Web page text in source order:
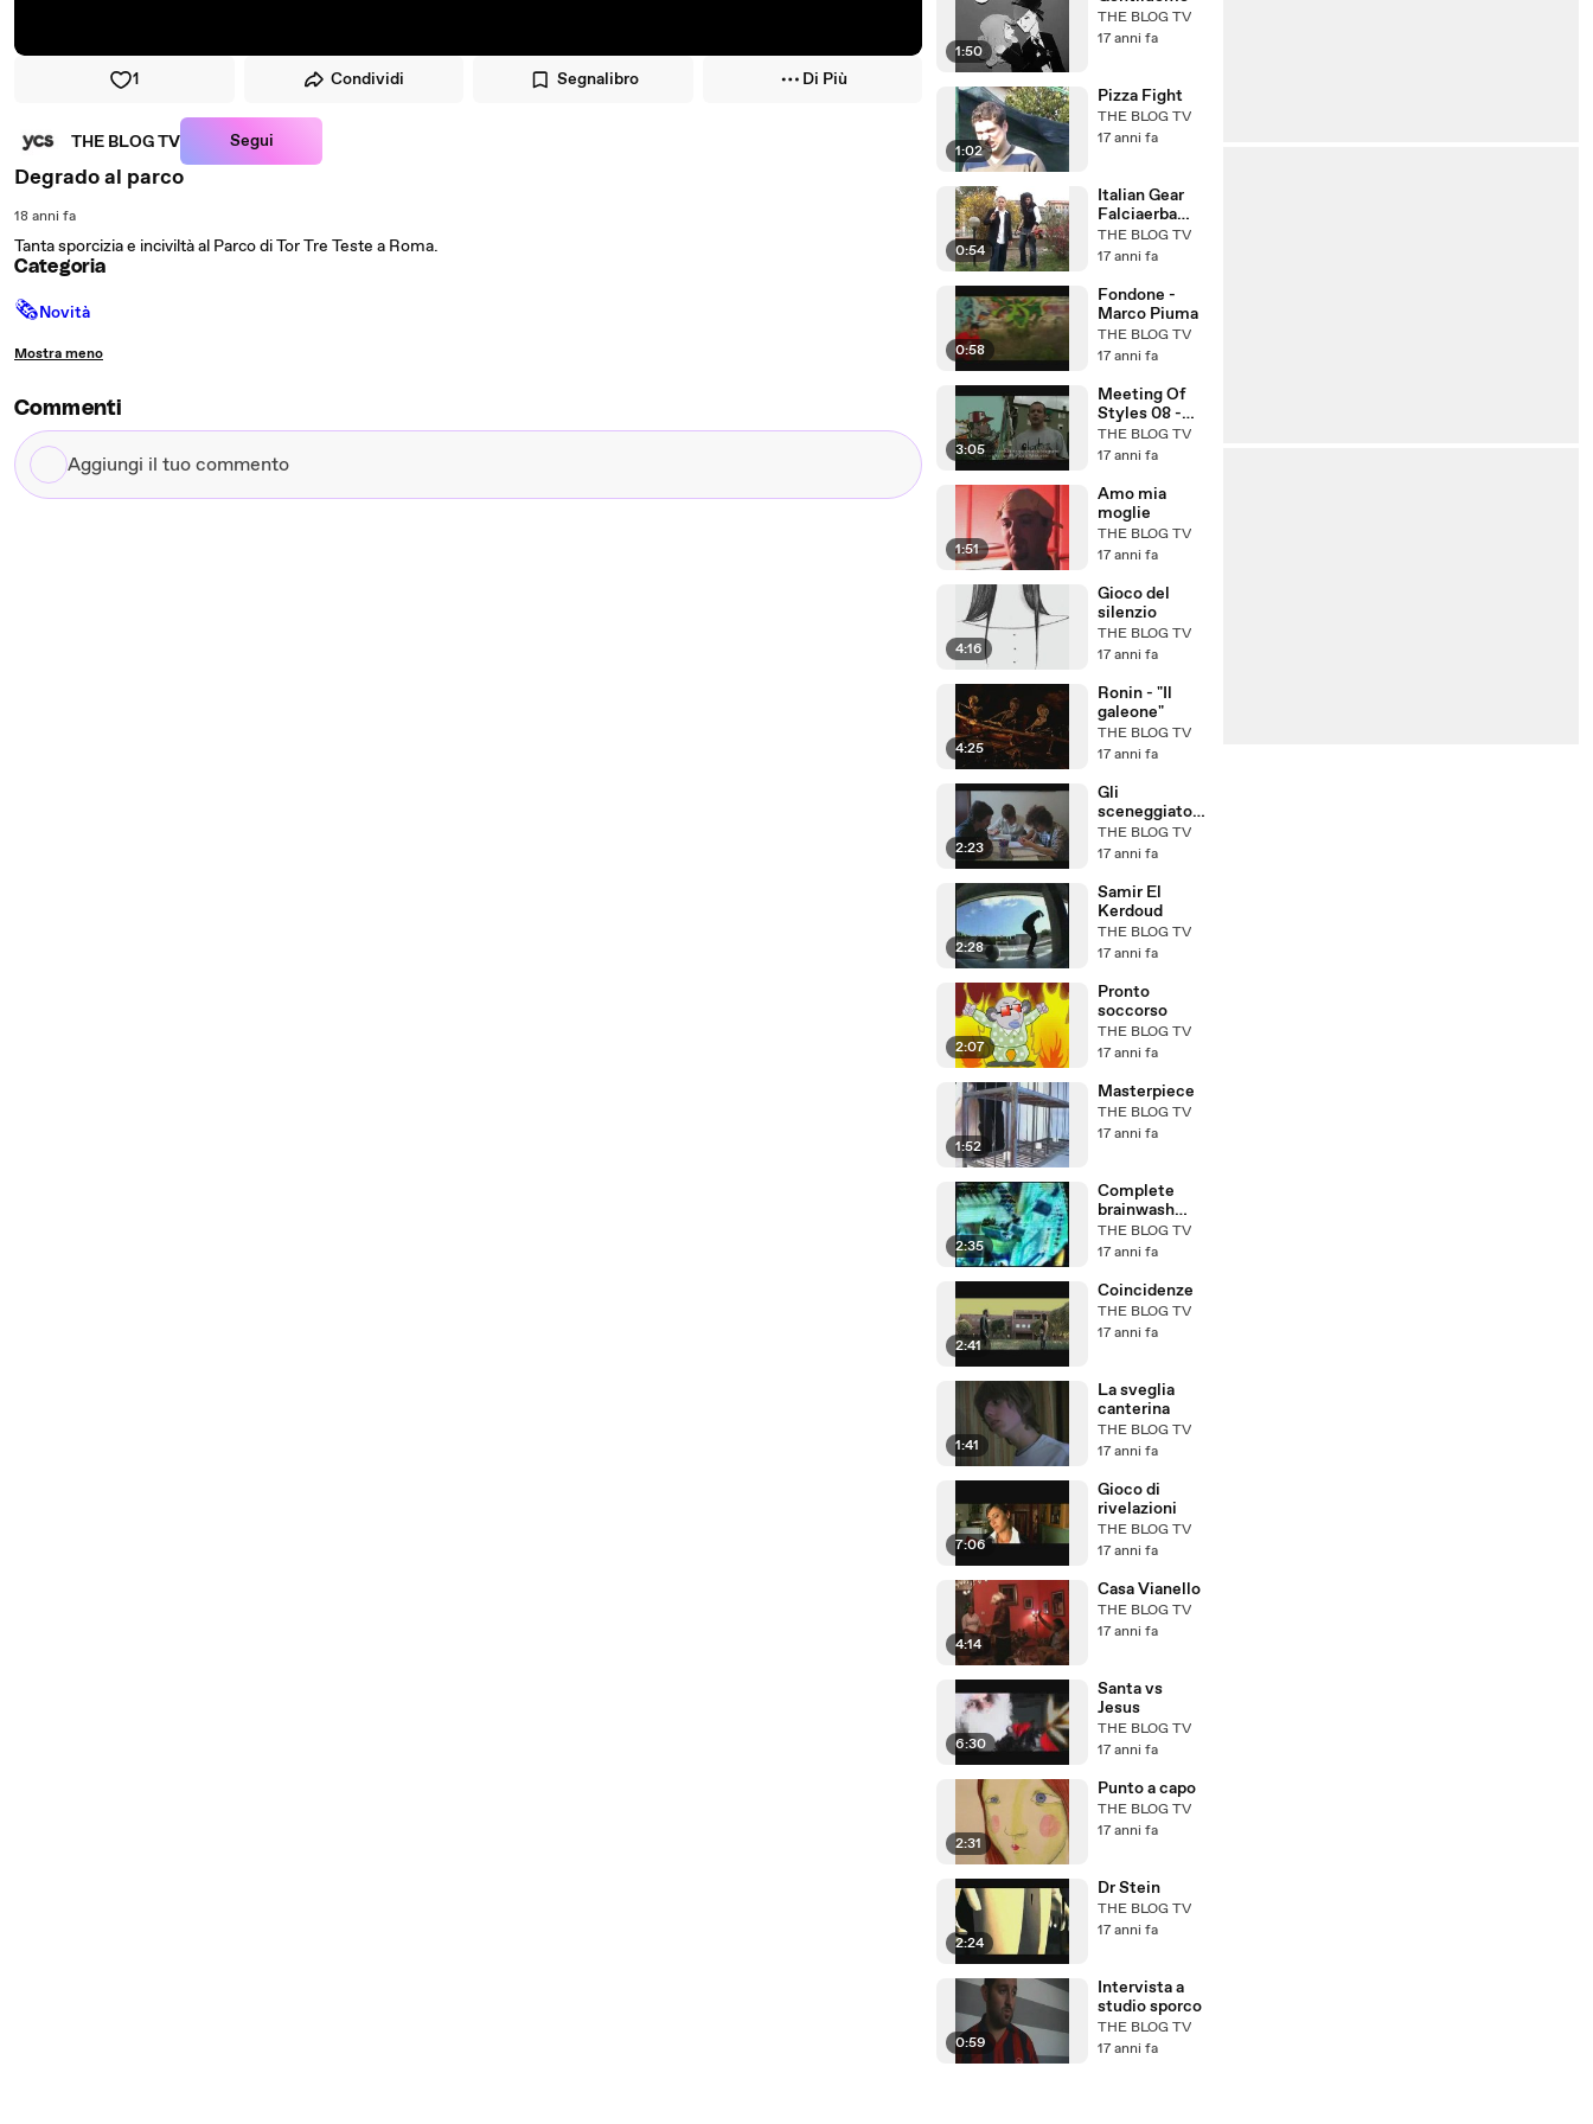
1 Condividi Segnalibro Di Più
THE BLOG TV Segui
Degrado al parco
18 anni fa
Tanta sporcizia e inciviltà al Parco di Tor Tre Teste a Roma.
Categoria
🗞Novità
Mostra meno
Commenti
Aggiungi
il
1:50
THE BLOG TV
17 anni fa
1:02
Pizza Fight
THE BLOG TV
17 anni fa
0:54
Italian Gear
Falciaerba
5000
THE BLOG TV
17 anni fa
0:58
Fondone -
Marco Piuma
THE BLOG TV
17 anni fa
3:05
Meeting Of
Styles 08 -
Part Two
THE BLOG TV
17 anni fa
1:51
Amo mia
moglie
THE BLOG TV
17 anni fa
4:16
Gioco del
silenzio
THE BLOG TV
17 anni fa
4:25
Ronin - "Il
galeone"
THE BLOG TV
17 anni fa
2:23
Gli
sceneggiatori
di Lost
THE BLOG TV
17 anni fa
2:28
Samir El
Kerdoud
THE BLOG TV
17 anni fa
2:07
Pronto
soccorso
THE BLOG TV
17 anni fa
1:52
Masterpiece
THE BLOG TV
17 anni fa
2:35
Complete
brainwash
neurosurgery
THE BLOG TV
17 anni fa
2:41
Coincidenze
THE BLOG TV
17 anni fa
1:41
La sveglia
canterina
THE BLOG TV
17 anni fa
7:06
Gioco di
rivelazioni
THE BLOG TV
17 anni fa
4:14
Casa Vianello
THE BLOG TV
17 anni fa
6:30
Santa vs
Jesus
THE BLOG TV
17 anni fa
2:31
Punto a capo
THE BLOG TV
17 anni fa
2:24
Dr Stein
THE BLOG TV
17 anni fa
0:59
Intervista a
studio sporco
THE BLOG TV
17 anni fa